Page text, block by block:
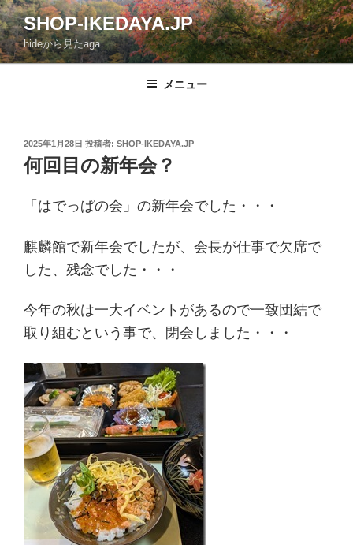
コ
ン
テ
ン
SHOP-IKEDAYA.JP
hideから見たaga
メニュー
投
稿
日:
2025年1月28日 投稿者: SHOP-IKEDAYA.JP
何回目の新年会？
「はでっぱの会」の新年会でした・・・
麒麟館で新年会でしたが、会長が仕事で欠席で
した、残念でした・・・
今年の秋は一大イベントがあるので一致団結で
取り組むという事で、閉会しました・・・